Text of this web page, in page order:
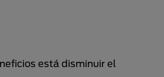
está disminuir el